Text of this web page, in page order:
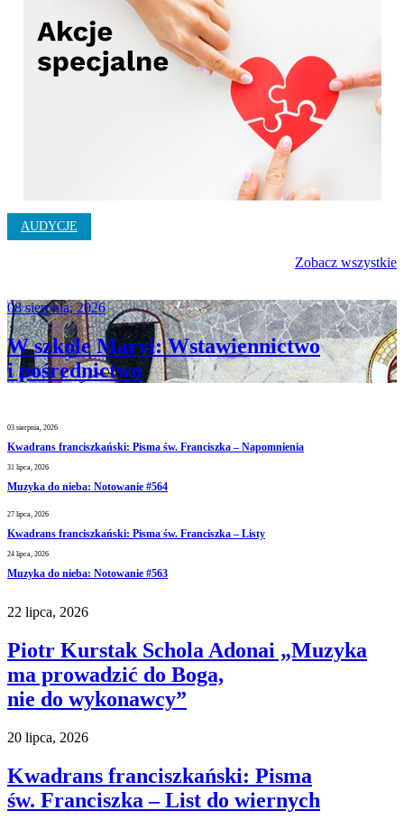
AUDYCJE
Zobacz wszystkie
08 sierpnia, 2026
W szkole Maryi: Wstawiennictwo
i pośrednictwo
03 sierpnia, 2026
Kwadrans franciszkański: Pisma św. Franciszka – Napomnienia
31 lipca, 2026
Muzyka do nieba: Notowanie #564
27 lipca, 2026
Kwadrans franciszkański: Pisma św. Franciszka – Listy
24 lipca, 2026
Muzyka do nieba: Notowanie #563
22 lipca, 2026
Piotr Kurstak Schola Adonai „Muzyka
ma prowadzić do Boga,
nie do wykonawcy”
20 lipca, 2026
Kwadrans franciszkański: Pisma
św. Franciszka – List do wiernych